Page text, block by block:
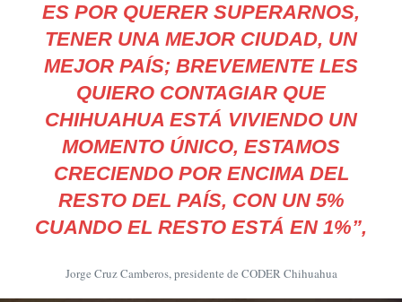
ES POR QUERER SUPERARNOS,
TENER UNA MEJOR CIUDAD, UN
MEJOR PAÍS; BREVEMENTE LES
QUIERO CONTAGIAR QUE
CHIHUAHUA ESTÁ VIVIENDO UN
MOMENTO ÚNICO, ESTAMOS
CRECIENDO POR ENCIMA DEL
RESTO DEL PAÍS, CON UN 5%
CUANDO EL RESTO ESTÁ EN 1%”,
Jorge Cruz Camberos, presidente de CODER Chihuahua